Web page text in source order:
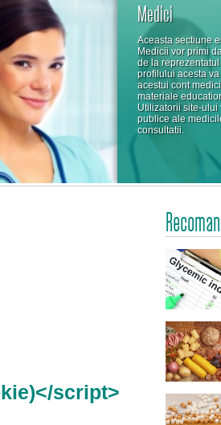
Medici
Aceasta sectiune
Medicii vor primi
de la
profilului acesta
acestui cont
materiale
Utilizatorii site-
publice ale
consultatii.
script>